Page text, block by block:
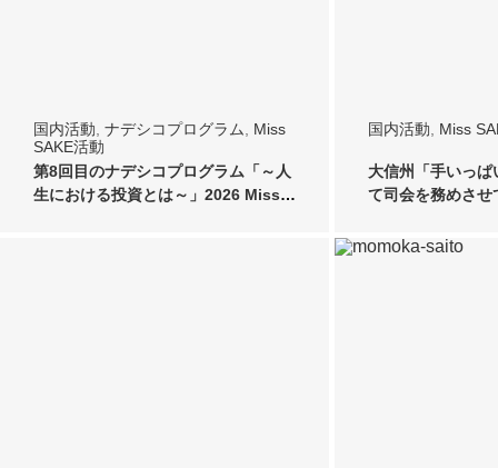
国内活動 ナデシコプログラム
Miss
SAKE活動
第8回目のナデシコプログラム「～人
生における投資とは～」2026 Miss
国内活動 Miss
大信州「手いっ
て司会を務めさせ